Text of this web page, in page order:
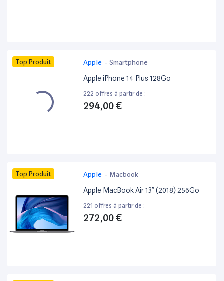
Top Produit Apple - Smartphone
Apple iPhone 14 Plus 128Go
222 offres à partir de :
294,00 €
Top Produit Apple - Macbook
Apple MacBook Air 13” (2018) 256Go
221 offres à partir de :
272,00 €